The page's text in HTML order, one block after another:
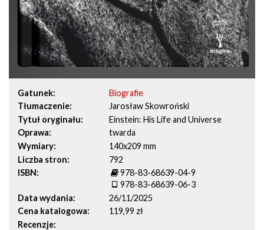
Gatunek
Biografie
Tłumaczenie
Jarosław Skowroński
Tytuł oryginału
Einstein: His Life and Universe
Oprawa
twarda
Wymiary
140x209 mm
Liczba stron
792
ISBN
978-83-68639-04-9
978-83-68639-06-3
Data wydania
26/11/2025
Cena katalogowa
119,99 zł
Recenzje